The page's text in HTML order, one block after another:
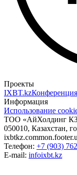
Проекты
IXBT.kzКонференция
Информация
Использование
ТОО «АйХолдинг
050010, Казахстан,
Телефон: +7 (903)
E-mail: infoixbt.kz